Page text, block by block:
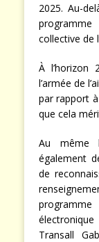
2025. Au-
collective de
À l’horizon
l’armée de
par rapport
que cela
Au même
également
de
Transall